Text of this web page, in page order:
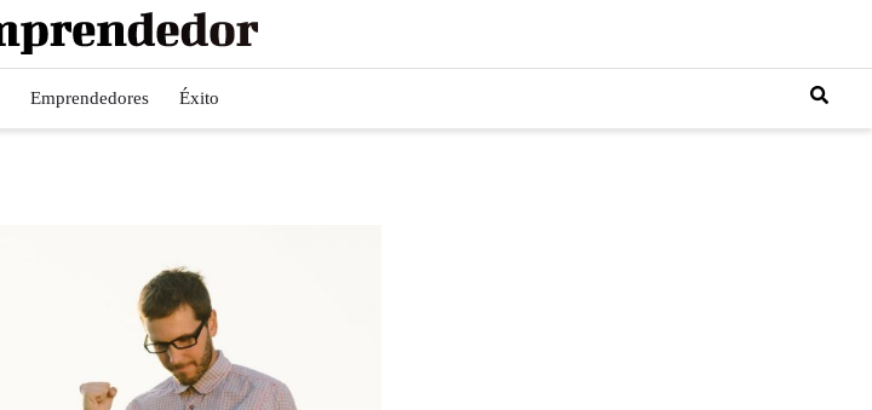
Emprendedores Éxito